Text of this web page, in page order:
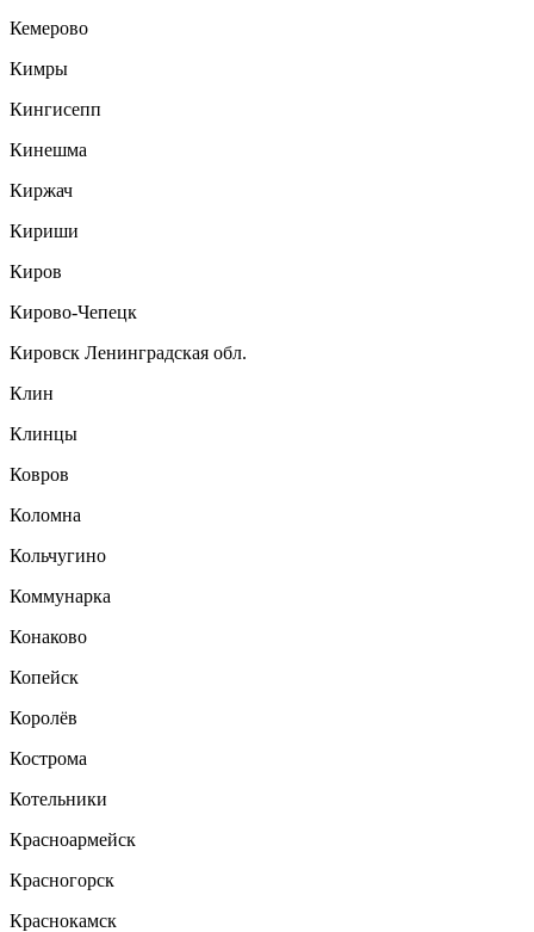
Кемерово
Кимры
Кингисепп
Кинешма
Киржач
Кириши
Киров
Кирово-Чепецк
Кировск Ленинградская обл.
Клин
Клинцы
Ковров
Коломна
Кольчугино
Коммунарка
Конаково
Копейск
Королёв
Кострома
Котельники
Красноармейск
Красногорск
Краснокамск